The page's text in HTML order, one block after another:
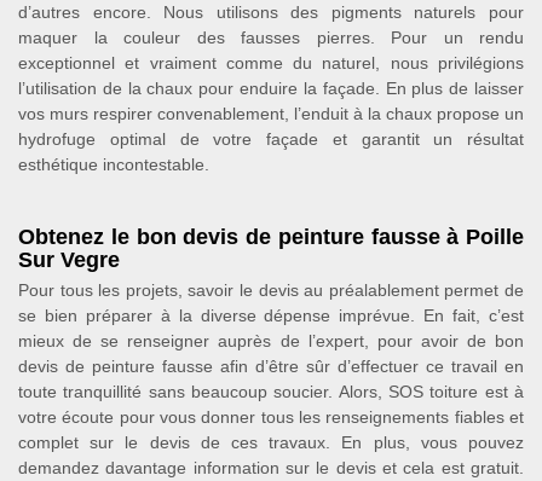
d’autres encore. Nous utilisons des pigments naturels pour
maquer la couleur des fausses pierres. Pour un rendu
exceptionnel et vraiment comme du naturel, nous privilégions
l’utilisation de la chaux pour enduire la façade. En plus de laisser
vos murs respirer convenablement, l’enduit à la chaux propose un
hydrofuge optimal de votre façade et garantit un résultat
esthétique incontestable.
Obtenez le bon devis de peinture fausse à Poille
Sur Vegre
Pour tous les projets, savoir le devis au préalablement permet de
se bien préparer à la diverse dépense imprévue. En fait, c’est
mieux de se renseigner auprès de l’expert, pour avoir de bon
devis de peinture fausse afin d’être sûr d’effectuer ce travail en
toute tranquillité sans beaucoup soucier. Alors, SOS toiture est à
votre écoute pour vous donner tous les renseignements fiables et
complet sur le devis de ces travaux. En plus, vous pouvez
demandez davantage information sur le devis et cela est gratuit.